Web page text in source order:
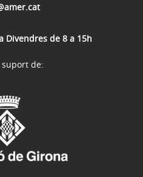
Divendres de 8 a 15h
de: